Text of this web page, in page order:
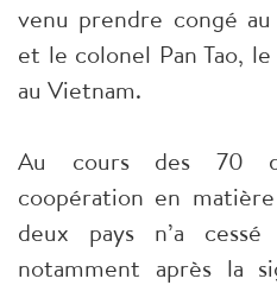
venu prendre congé
et le colonel Pan Tao,
au Vietnam.
Au cours des 70
coopération en
deux pays n’a
notamment après la